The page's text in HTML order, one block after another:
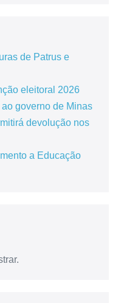
de Patrus e
eleitoral 2026
governo de Minas
devolução nos
a Educação